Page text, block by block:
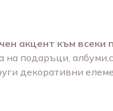
акцент към всеки
на подаръци,
декоративни